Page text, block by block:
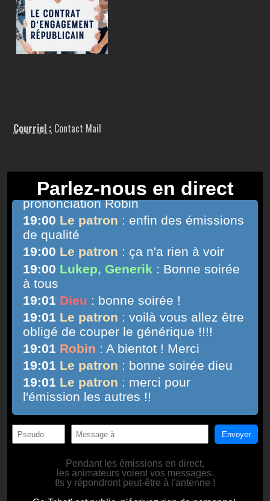
Courriel : Contact Mail